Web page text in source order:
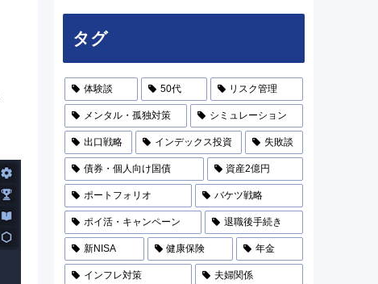
タグ
体験談 50代 リスク管理
メンタル・孤独対策 シミュレーション
出口戦略 インデックス投資 失敗談
債券・個人向け国債 資産2億円
ポートフォリオ バケツ戦略
ポイ活・キャンペーン 退職後手続き
新NISA 健康保険 年金
インフレ対策 夫婦関係